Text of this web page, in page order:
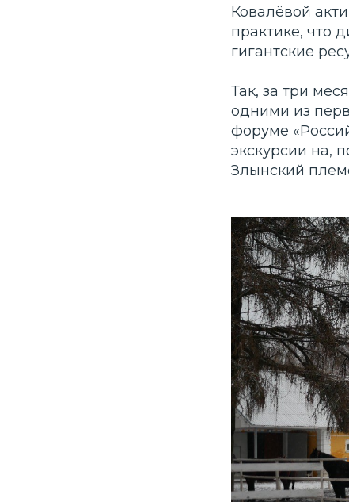
Ковалёвой
практике, что
гигантские
Так, за три
одними из
форуме
экскурсии на,
Злынский